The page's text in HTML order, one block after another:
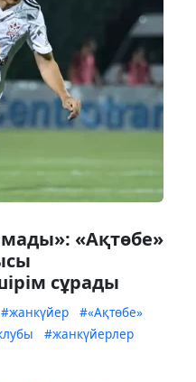
«Ақтөбе»
сұрады
#жанкүйер
#«Ақтөбе»
#жанкүйерлер